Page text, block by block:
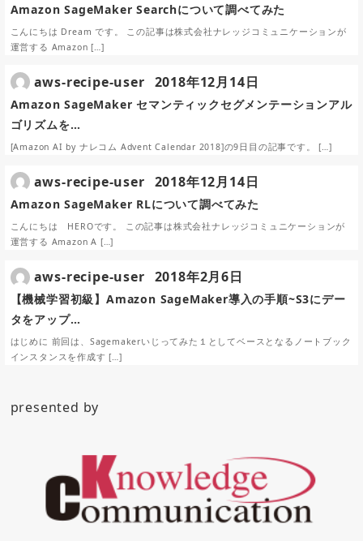
Amazon SageMaker Searchについて調べてみた
こんにちは Dream です。 この記事は株式会社ナレッジコミュニケーションが
運営する Amazon […]
Amazon SageMaker セマンティックセグメンテーションアル
ゴリズムを…
[Amazon AI by ナレコム Advent Calendar 2018]の9日目の記事です。 […]
aws-recipe-user 2018年12月14日
Amazon SageMaker RLについて調べてみた
こんにちは HEROです。 この記事は株式会社ナレッジコミュニケーションが
運営する Amazon A […]
aws-recipe-user 2018年12月14日
【機械学習初級】Amazon SageMaker導入の手順~S3にデー
タをアップ…
はじめに 前回は、Sagemakerいじってみた１としてベースとなるノートブック
インスタンスを作成す […]
aws-recipe-user 2018年2月6日
presented by